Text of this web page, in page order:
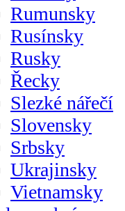
Rumunsky
Rusínsky
Rusky
Řecky
Slezké nářečí
Slovensky
Srbsky
Ukrajinsky
Vietnamsky